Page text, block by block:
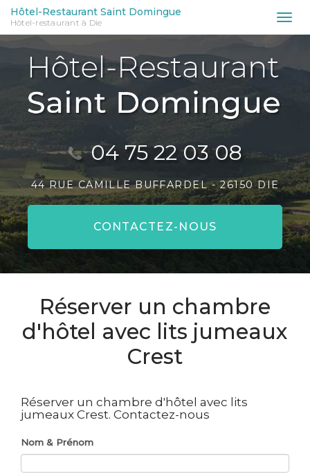
Aller
au
contenu
principal
Hôtel-Restaurant Saint Domingue
Hôtel-restaurant à Die
04 75 22 03 08
44 RUE CAMILLE BUFFARDEL -26150 DIE
CONTACTEZ- NOUS
Réserver un chambre
d'hôtel avec lits jumeaux
Crest
Réserver un chambre d'hôtel avec lits
jumeaux Crest. Contactez-nous
Nom & Prénom